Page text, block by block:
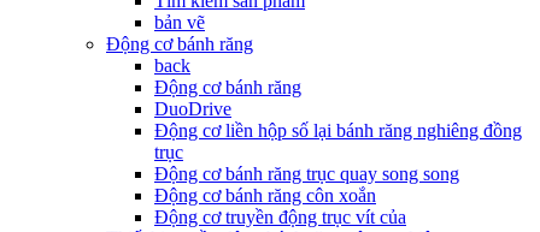
bản vẽ
Động cơ bánh răng
back
Động cơ bánh răng
DuoDrive
Động cơ liền hộp số lại bánh răng nghiêng đồng
trục
Động cơ bánh răng trục quay song song
Động cơ bánh răng côn xoắn
Động cơ truyền động trục vít của